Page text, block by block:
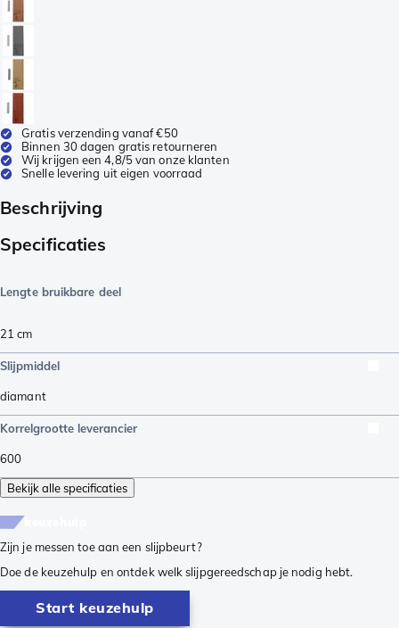
Gratis verzending vanaf €50
Binnen 30 dagen gratis retourneren
Wij krijgen een 4,8/5 van onze klanten
Snelle levering uit eigen voorraad
Beschrijving
Specificaties
Lengte bruikbare deel
21 cm
Slijpmiddel
diamant
Korrelgrootte leverancier
600
Bekijk alle specificaties
Zijn je messen toe aan een slijpbeurt?
Doe de keuzehulp en ontdek welk slijpgereedschap je nodig hebt.
Start keuzehulp